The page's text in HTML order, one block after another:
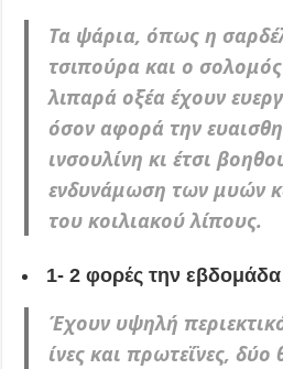
Τα ψάρια, όπως η
τσιπούρα και ο
λιπαρά οξέα έχουν
όσον αφορά την
ινσουλίνη κι έτσι
ενδυνάμωση των μυών
του κοιλιακού λίπους.
1- 2 φορές την
Έχουν υψηλή
ίνες και πρωτεΐνες, δύο